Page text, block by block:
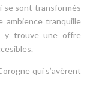
se sont transformés
ambience tranquille
y trouve une offre
qui s’avèrent